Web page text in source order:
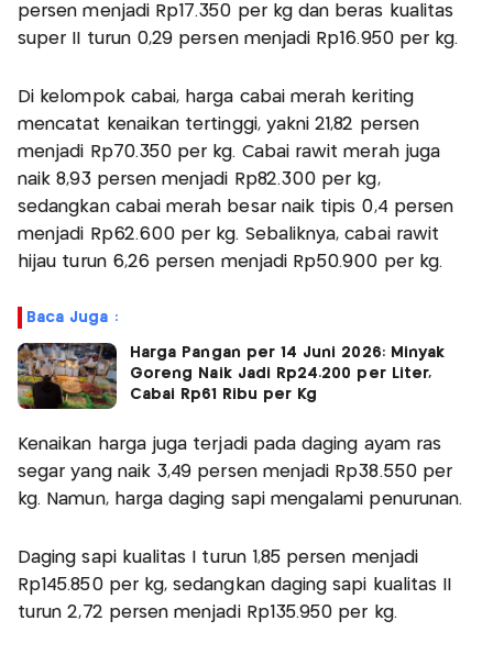
persen menjadi Rp17.350 per kg dan beras kualitas
super II turun 0,29 persen menjadi Rp16.950 per kg.
Di kelompok cabai, harga cabai merah keriting
mencatat kenaikan tertinggi, yakni 21,82 persen
menjadi Rp70.350 per kg. Cabai rawit merah juga
naik 8,93 persen menjadi Rp82.300 per kg,
sedangkan cabai merah besar naik tipis 0,4 persen
menjadi Rp62.600 per kg. Sebaliknya, cabai rawit
hijau turun 6,26 persen menjadi Rp50.900 per kg.
Baca Juga :
Harga Pangan per 14 Juni 2026: Minyak
Goreng Naik Jadi Rp24.200 per Liter,
Cabai Rp61 Ribu per Kg
Kenaikan harga juga terjadi pada daging ayam ras
segar yang naik 3,49 persen menjadi Rp38.550 per
kg. Namun, harga daging sapi mengalami penurunan.
Daging sapi kualitas I turun 1,85 persen menjadi
Rp145.850 per kg, sedangkan daging sapi kualitas II
turun 2,72 persen menjadi Rp135.950 per kg.